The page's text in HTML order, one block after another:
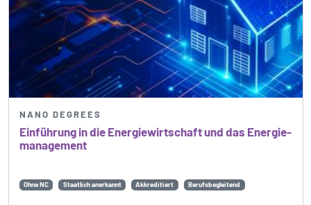
Einführung in die Energie­wirtschaft und das Energie­
management
NANO DEGREES
Ohne NC Staatlich anerkannt Akkreditiert Berufsbegleitend